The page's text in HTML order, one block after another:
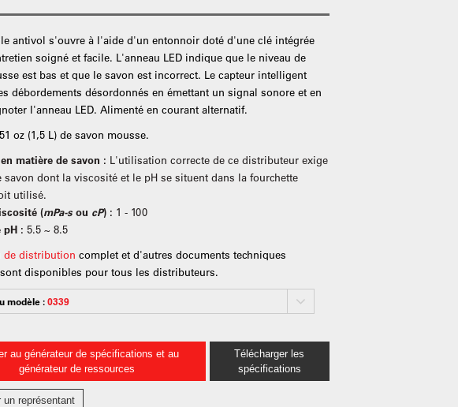
antivol s'ouvre à l'aide d'un entonnoir doté d'une clé intégrée
soigné et facile. L'anneau LED indique que le niveau de
est bas et que le savon est incorrect. Le capteur intelligent
débordements désordonnés en émettant un signal sonore et en
l'anneau LED. Alimenté en courant alternatif.
oz (1,5 L) de savon mousse.
matière de savon : L'utilisation correcte de ce distributeur exige
savon dont la viscosité et le pH se situent dans la fourchette
utilisé.
(mPa-s ou cP) : 1 - 100
pH : 5.5 ~ 8.5
de distribution complet et d'autres documents techniques
disponibles pour tous les distributeurs.
modèle :0339
au générateur de spécifications et au
générateur de ressources
Télécharger les
spécifications
un représentant